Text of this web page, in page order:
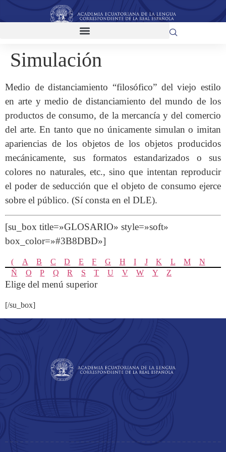
Simulación
Medio de distanciamiento “filosófico” del viejo estilo
en arte y medio de distanciamiento del mundo de los
productos de consumo, de la mercancía y del comercio
del arte. En tanto que no únicamente simulan o imitan
apariencias de los objetos de los objetos producidos
mecánicamente, sus formatos estandarizados o sus
colores no naturales, etc., sino que intentan reproducir
el poder de seducción que el objeto de consumo ejerce
sobre el público. (Sí consta en el DLE).
[su_box title=»GLOSARIO» style=»soft»
box_color=»#3B8DBD»]
( A B C D E F G H I J K L M
N
Ñ
O P Q R S T U V W Y Z
Elige del menú superior
[/su_box]